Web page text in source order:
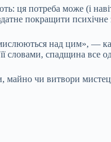
ця потреба може (і
покращити психічне
над цим», —
словами, спадщина все
майно чи витвори